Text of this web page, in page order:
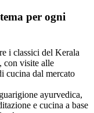
per ogni
i classici del Kerala
con visite alle
cucina dal mercato
ayurvedica,
e cucina a base